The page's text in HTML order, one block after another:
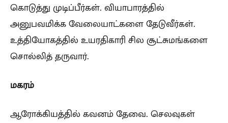
கொடுத்து முடிப்பீர்கள். வியாபாரத்தில்
அனுபவமிக்க வேலையாட்களை தேடுவீர்கள்.
உத்தியோகத்தில் உயரதிகாரி சில சூட்சுமங்களை
சொல்லித் தருவார்.
மகரம்
ஆரோக்கியத்தில் கவனம் தேவை. செலவுகள்